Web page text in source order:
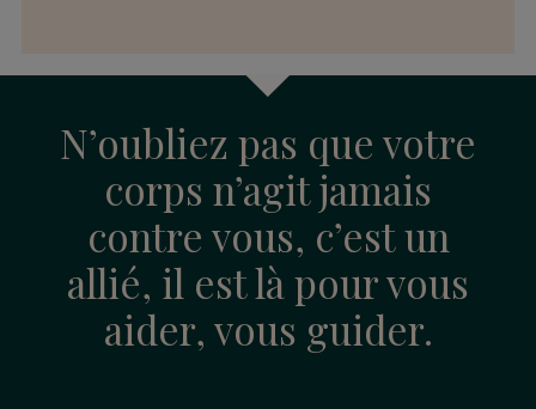
N’oubliez pas que votre
corps n’agit jamais
contre vous, c’est un
allié, il est là pour vous
aider, vous guider.